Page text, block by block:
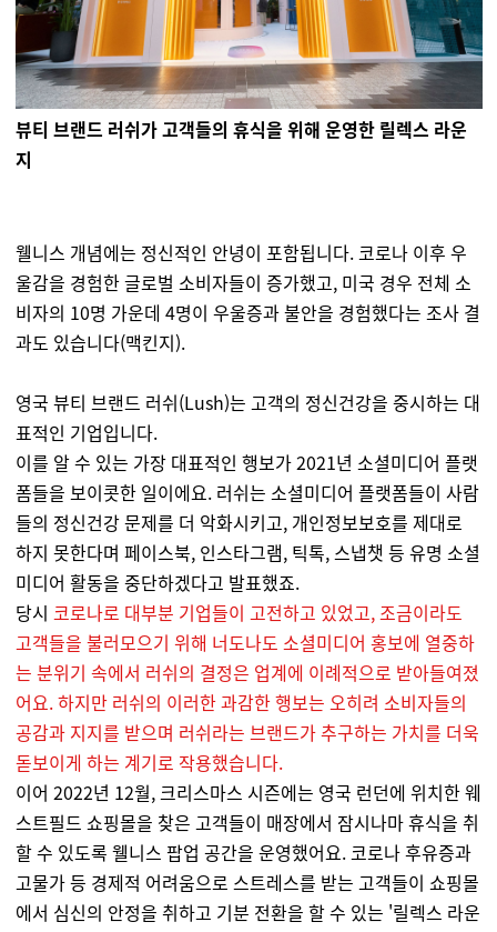
뷰티 브랜드 러쉬가 고객들의 휴식을 위해 운영한 릴렉스 라운
지
웰니스 개념에는 정신적인 안녕이 포함됩니다. 코로나 이후 우
울감을 경험한 글로벌 소비자들이 증가했고, 미국 경우 전체 소
비자의 10명 가운데 4명이 우울증과 불안을 경험했다는 조사 결
과도 있습니다(맥킨지).
영국 뷰티 브랜드 러쉬(Lush)는 고객의 정신건강을 중시하는 대
표적인 기업입니다.
이를 알 수 있는 가장 대표적인 행보가 2021년 소셜미디어 플랫
폼들을 보이콧한 일이에요. 러쉬는 소셜미디어 플랫폼들이 사람
들의 정신건강 문제를 더 악화시키고, 개인정보보호를 제대로
하지 못한다며 페이스북, 인스타그램, 틱톡, 스냅챗 등 유명 소셜
미디어 활동을 중단하겠다고 발표했죠.
당시 코로나로 대부분 기업들이 고전하고 있었고, 조금이라도
고객들을 불러모으기 위해 너도나도 소셜미디어 홍보에 열중하
는 분위기 속에서 러쉬의 결정은 업계에 이례적으로 받아들여졌
어요. 하지만 러쉬의 이러한 과감한 행보는 오히려 소비자들의
공감과 지지를 받으며 러쉬라는 브랜드가 추구하는 가치를 더욱
돋보이게 하는 계기로 작용했습니다.
이어 2022년 12월, 크리스마스 시즌에는 영국 런던에 위치한 웨
스트필드 쇼핑몰을 찾은 고객들이 매장에서 잠시나마 휴식을 취
할 수 있도록 웰니스 팝업 공간을 운영했어요. 코로나 후유증과
고물가 등 경제적 어려움으로 스트레스를 받는 고객들이 쇼핑몰
에서 심신의 안정을 취하고 기분 전환을 할 수 있는 '릴렉스 라운